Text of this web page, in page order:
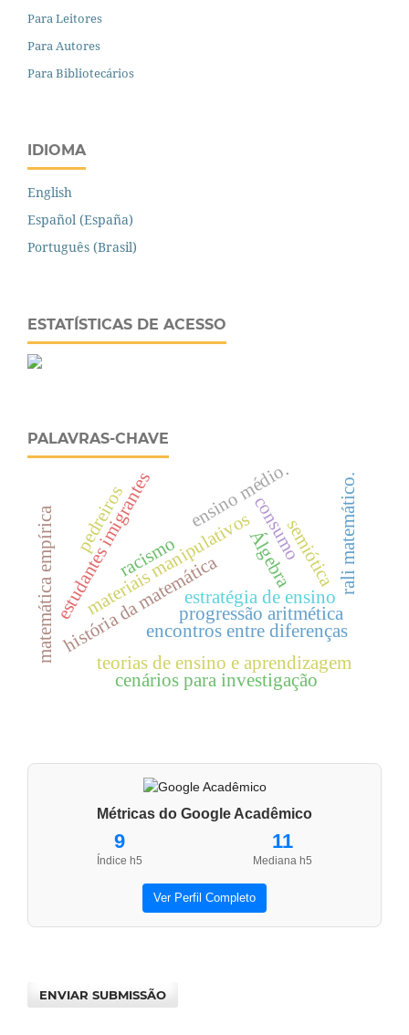
Para Leitores
Para Autores
Para Bibliotecários
IDIOMA
English
Español (España)
Português (Brasil)
ESTATÍSTICAS DE ACESSO
PALAVRAS-CHAVE
estratégia de ensino
progressão aritmética
história da matemática
materiais manipulativos
estudantes imigrantes
encontros entre diferenças
racismo Álgebra
teorias de ensino e aprendizagem
cenários para investigação
ensino médio. rali matemático.
semiótica
matemática empírica pedreiros consumo
Métricas do Google Acadêmico
9
Índice h5
11
Mediana h5
Ver Perfil Completo
ENVIAR SUBMISSÃO